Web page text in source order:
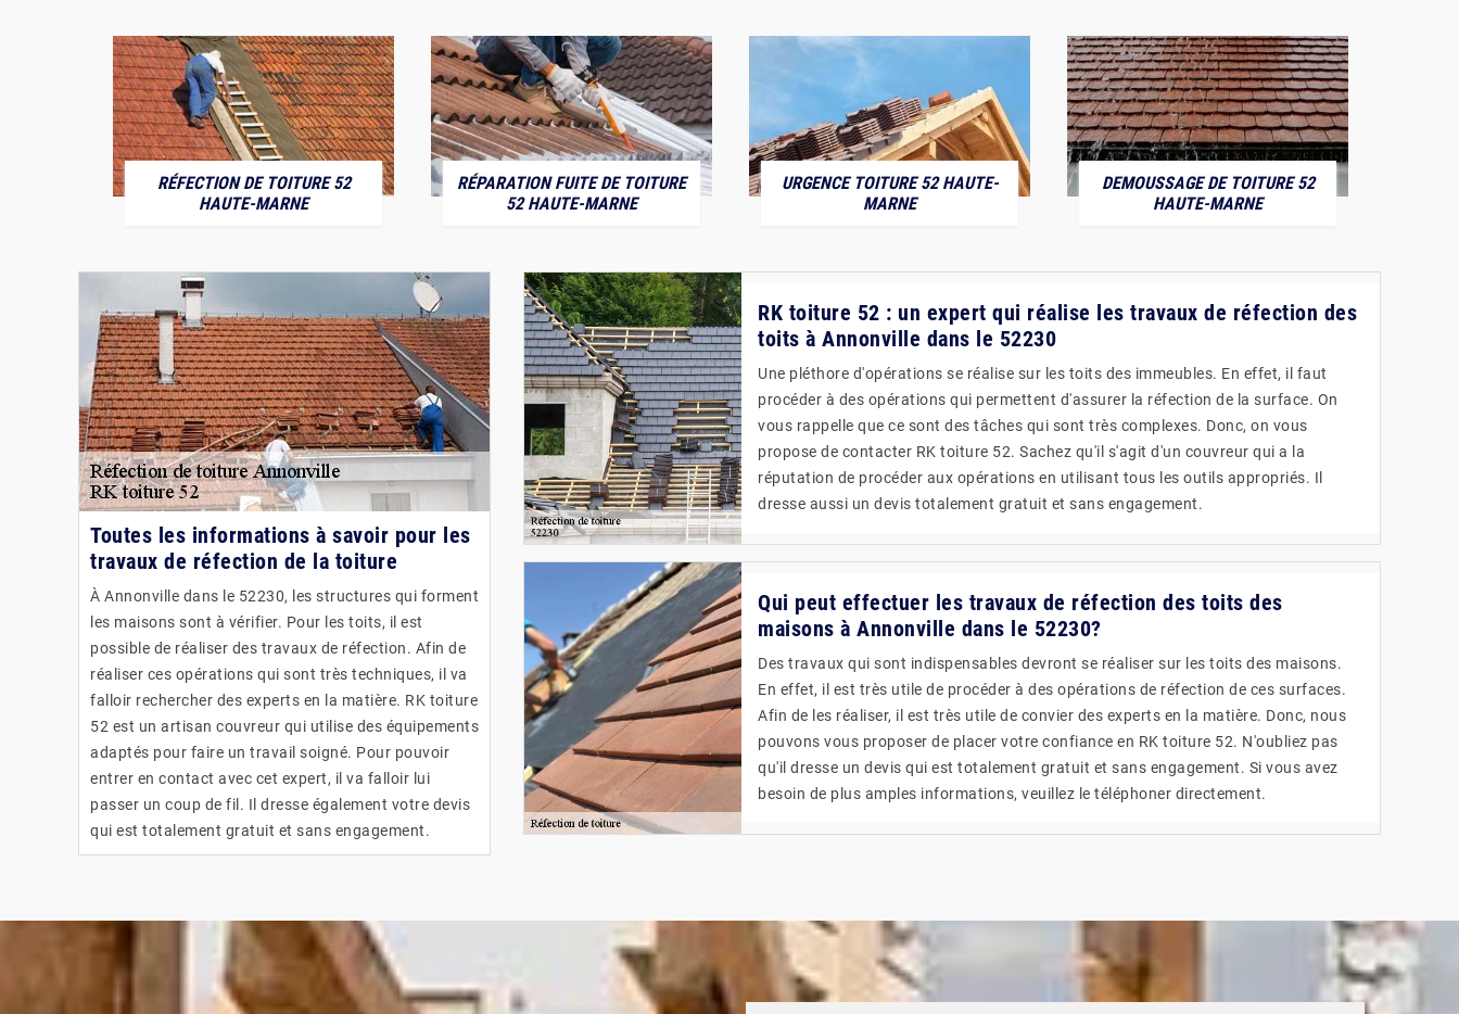
RÉFECTION DE TOITURE 52
HAUTE-MARNE
RÉPARATION FUITE DE TOITURE
52 HAUTE-MARNE
URGENCE TOITURE 52 HAUTE-
MARNE
DEMOUSSAGE DE TOITURE 52
HAUTE-MARNE
Toutes les informations à savoir pour les
travaux de réfection de la toiture
À Annonville dans le 52230, les structures qui forment
les maisons sont à vérifier. Pour les toits, il est
possible de réaliser des travaux de réfection. Afin de
réaliser ces opérations qui sont très techniques, il va
falloir rechercher des experts en la matière. RK toiture
52 est un artisan couvreur qui utilise des équipements
adaptés pour faire un travail soigné. Pour pouvoir
entrer en contact avec cet expert, il va falloir lui
passer un coup de fil. Il dresse également votre devis
qui est totalement gratuit et sans engagement.
RK toiture 52 : un expert qui réalise les travaux de réfection des
toits à Annonville dans le 52230
Une pléthore d'opérations se réalise sur les toits des immeubles. En effet, il faut
procéder à des opérations qui permettent d'assurer la réfection de la surface. On
vous rappelle que ce sont des tâches qui sont très complexes. Donc, on vous
propose de contacter RK toiture 52. Sachez qu'il s'agit d'un couvreur qui a la
réputation de procéder aux opérations en utilisant tous les outils appropriés. Il
dresse aussi un devis totalement gratuit et sans engagement.
Qui peut effectuer les travaux de réfection des toits des
maisons à Annonville dans le 52230?
Des travaux qui sont indispensables devront se réaliser sur les toits des maisons.
En effet, il est très utile de procéder à des opérations de réfection de ces surfaces.
Afin de les réaliser, il est très utile de convier des experts en la matière. Donc, nous
pouvons vous proposer de placer votre confiance en RK toiture 52. N'oubliez pas
qu'il dresse un devis qui est totalement gratuit et sans engagement. Si vous avez
besoin de plus amples informations, veuillez le téléphoner directement.